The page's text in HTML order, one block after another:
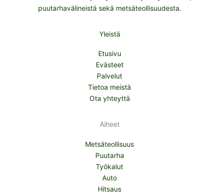
puutarhavälineistä sekä metsäteollisuudesta.
Yleistä
Etusivu
Evästeet
Palvelut
Tietoa meistä
Ota yhteyttä
Aiheet
Metsäteollisuus
Puutarha
Työkalut
Auto
Hitsaus